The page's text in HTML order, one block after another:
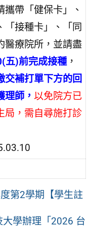
攜帶「健保卡」、
「接種卡」、「同
醫療院所，並請盡
五)前完成接種，
交補打單下方的回
理師， 以免院方已
局，需自尋施打診
第2學期【學生註
大學辦理「2026 台